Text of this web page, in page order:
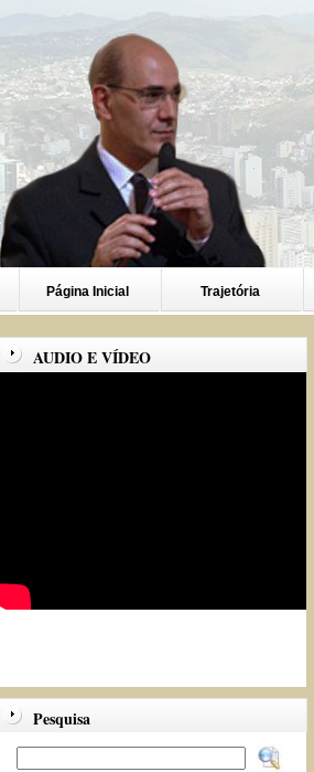
Página Inicial Trajetória
AUDIO E VÍDEO
Pesquisa